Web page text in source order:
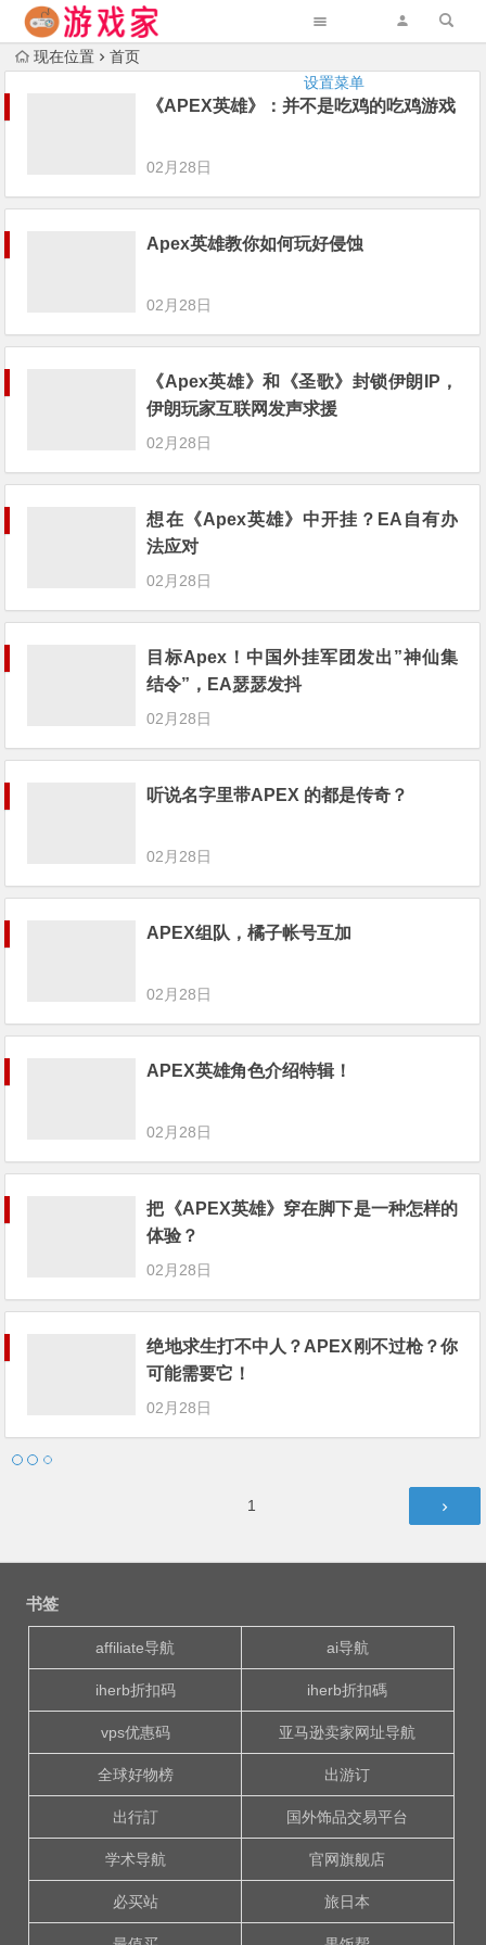
设置菜单
现在位置 首页
《APEX英雄》：并不是吃鸡的吃鸡游戏
02月28日
Apex英雄教你如何玩好侵蚀
02月28日
《Apex英雄》和《圣歌》封锁伊朗IP，
伊朗玩家互联网发声求援
02月28日
想在《Apex英雄》中开挂？EA自有办
法应对
02月28日
目标Apex！中国外挂军团发出”神仙集
结令”，EA瑟瑟发抖
02月28日
听说名字里带APEX 的都是传奇？
02月28日
APEX组队，橘子帐号互加
02月28日
APEX英雄角色介绍特辑！
02月28日
把《APEX英雄》穿在脚下是一种怎样的
体验？
02月28日
绝地求生打不中人？APEX刚不过枪？你
可能需要它！
02月28日
1
书签
affiliate导航 ai导航
iherb折扣码 iherb折扣碼
vps优惠码 亚马逊卖家网址导航
全球好物榜 出游订
出行訂 国外饰品交易平台
学术导航 官网旗舰店
必买站 旅日本